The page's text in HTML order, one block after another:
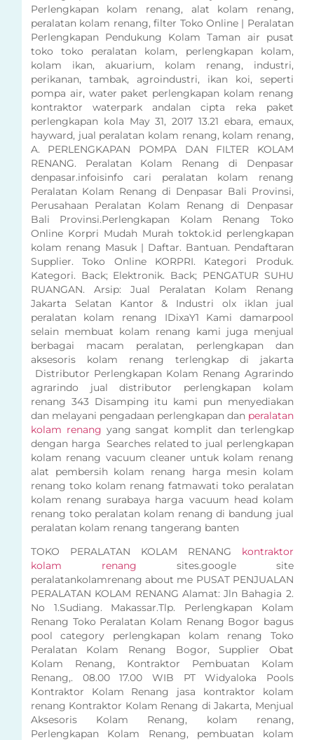
Perlengkapan kolam renang, alat kolam renang,
peralatan kolam renang, filter Toko Online | Peralatan
Perlengkapan Pendukung Kolam Taman air pusat
toko toko peralatan kolam, perlengkapan kolam,
kolam ikan, akuarium, kolam renang, industri,
perikanan, tambak, agroindustri, ikan koi, seperti
pompa air, water paket perlengkapan kolam renang
kontraktor waterpark andalan cipta reka paket
perlengkapan kola May 31, 2017 13.21 ebara, emaux,
hayward, jual peralatan kolam renang, kolam renang,
A. PERLENGKAPAN POMPA DAN FILTER KOLAM
RENANG. Peralatan Kolam Renang di Denpasar
denpasar.infoisinfo cari peralatan kolam renang
Peralatan Kolam Renang di Denpasar Bali Provinsi,
Perusahaan Peralatan Kolam Renang di Denpasar
Bali Provinsi.Perlengkapan Kolam Renang Toko
Online Korpri Mudah Murah toktok.id perlengkapan
kolam renang Masuk | Daftar. Bantuan. Pendaftaran
Supplier. Toko Online KORPRI. Kategori Produk.
Kategori. Back; Elektronik. Back; PENGATUR SUHU
RUANGAN. Arsip: Jual Peralatan Kolam Renang
Jakarta Selatan Kantor & Industri olx iklan jual
peralatan kolam renang IDixaY1 Kami damarpool
selain membuat kolam renang kami juga menjual
berbagai macam peralatan, perlengkapan dan
aksesoris kolam renang terlengkap di jakarta
Distributor Perlengkapan Kolam Renang Agrarindo
agrarindo jual distributor perlengkapan kolam
renang 343 Disamping itu kami pun menyediakan
dan melayani pengadaan perlengkapan dan peralatan
kolam renang yang sangat komplit dan terlengkap
dengan harga Searches related to jual perlengkapan
kolam renang vacuum cleaner untuk kolam renang
alat pembersih kolam renang harga mesin kolam
renang toko kolam renang fatmawati toko peralatan
kolam renang surabaya harga vacuum head kolam
renang toko peralatan kolam renang di bandung jual
peralatan kolam renang tangerang banten
TOKO PERALATAN KOLAM RENANG kontraktor
kolam renang sites.google site
peralatankolamrenang about me PUSAT PENJUALAN
PERALATAN KOLAM RENANG Alamat: Jln Bahagia 2.
No 1.Sudiang. Makassar.Tlp. Perlengkapan Kolam
Renang Toko Peralatan Kolam Renang Bogor bagus
pool category perlengkapan kolam renang Toko
Peralatan Kolam Renang Bogor, Supplier Obat
Kolam Renang, Kontraktor Pembuatan Kolam
Renang,. 08.00 17.00 WIB PT Widyaloka Pools
Kontraktor Kolam Renang jasa kontraktor kolam
renang Kontraktor Kolam Renang di Jakarta, Menjual
Aksesoris Kolam Renang, kolam renang,
Perlengkapan Kolam Renang, pembuatan kolam